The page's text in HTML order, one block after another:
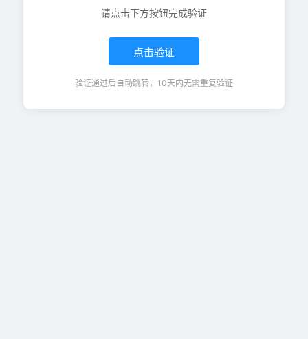
请点击下方按钮完成验证
点击验证
验证通过后自动跳转，10天内无需重复验证